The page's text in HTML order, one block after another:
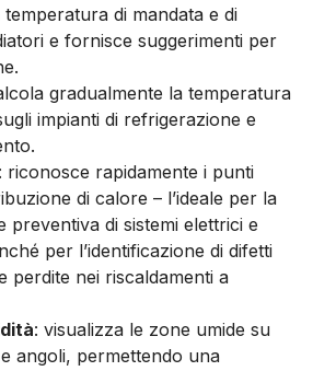
di mandata e di
e fornisce suggerimenti per
gradualmente la temperatura
impianti di refrigerazione e
: riconosce rapidamente i punti
di calore – l’ideale per la
preventiva di sistemi elettrici e
per l’identificazione di difetti
perdite nei riscaldamenti a
: visualizza le zone umide su
angoli, permettendo una